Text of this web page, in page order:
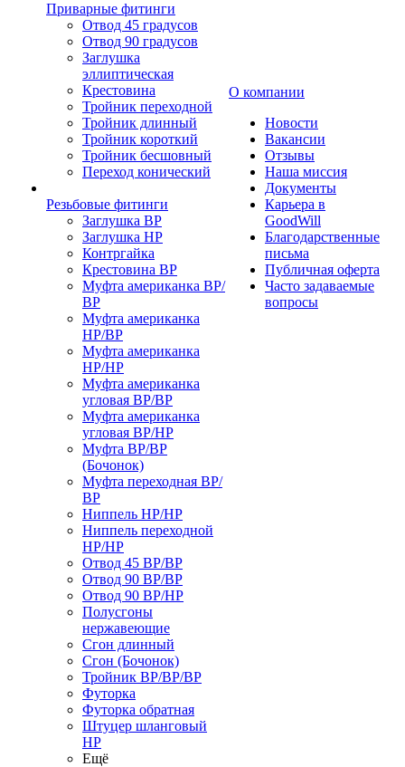
Приварные фитинги
Отвод 45 градусов
Отвод 90 градусов
Заглушка
эллиптическая
Крестовина
Тройник переходной
Тройник длинный
Тройник короткий
Тройник бесшовный
Переход конический
Резьбовые фитинги
Заглушка ВР
Заглушка НР
Контргайка
Крестовина ВР
Муфта американка ВР/
ВР
Муфта американка
НР/ВР
Муфта американка
НР/НР
Муфта американка
угловая ВР/ВР
Муфта американка
угловая ВР/НР
Муфта ВР/ВР
(Бочонок)
Муфта переходная ВР/
ВР
Ниппель НР/НР
Ниппель переходной
НР/НР
Отвод 45 ВР/ВР
Отвод 90 ВР/ВР
Отвод 90 ВР/НР
Полусгоны
нержавеющие
Сгон длинный
Сгон (Бочонок)
Тройник ВР/ВР/ВР
Футорка
Футорка обратная
Штуцер шланговый
НР
Ещё
О компании
Новости
Вакансии
Отзывы
Наша миссия
Документы
Карьера в
GoodWill
Благодарственные
письма
Публичная оферта
Часто задаваемые
вопросы